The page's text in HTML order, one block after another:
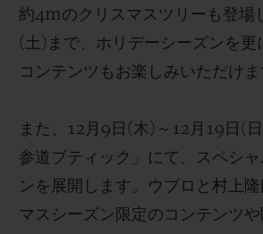
約4mのクリスマスツリーも登場
(土) まで、ホリデーシーズンを更
コンテンツもお楽しみいただけま
また、12月 9 日 (木) ～ 12月 19 日 ( 日
参道ブティック」にて、スペシ
ン を展開します。 ウブロ と村上
マスシーズン限定のコンテンツ